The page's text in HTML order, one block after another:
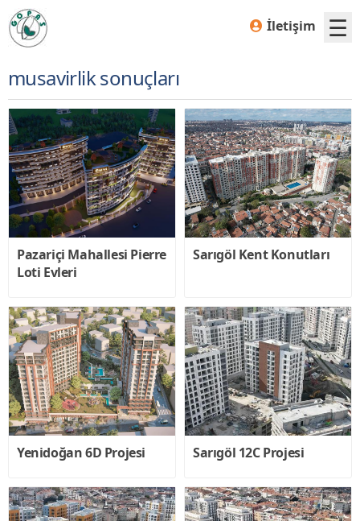
Ana
Sayfa
Belediye
Başkanımız
Yönetim
Başkanı
Hakkımızda
İnsan
Kaynakları
İnşaat
Müşavirlik
☰
İletişim
musavirlik sonuçları
Pazariçi Mahallesi Pierre
Loti Evleri
Sarıgöl Kent Konutları
Yenidoğan 6D Projesi Sarıgöl 12C Projesi